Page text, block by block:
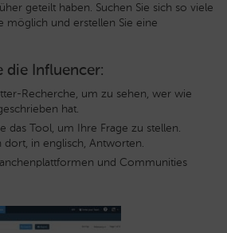
geteilt haben. Suchen Sie sich so viele
möglich und erstellen Sie eine
die Influencer:
Recherche, um zu sehen, wer wie
hat.
das Tool, um Ihre Frage zu stellen.
in englisch, Antworten.
und Communities